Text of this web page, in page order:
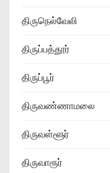
திருநெல்வேலி
திருப்பத்தூர்
திருப்பூர்
திருவண்ணாமலை
திருவள்ளூர்
திருவாரூர்